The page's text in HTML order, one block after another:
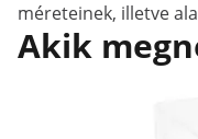
méreteinek, illetve
Akik